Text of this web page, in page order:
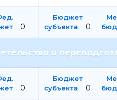
0 0
о
0 0